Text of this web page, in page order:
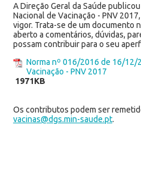
A Direção Geral da Saúde
Nacional de Vacinação - PNV
vigor. Trata-se de um documento
aberto a comentários, dúvidas,
possam contribuir para o seu
Norma nº 016/2016 de 16/12/
Vacinação - PNV 2017
1971KB
Os contributos podem ser
vacinas@dgs.min-saude.pt.